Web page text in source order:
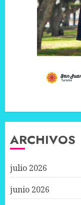
ARCHIVOS
julio 2026
junio 2026